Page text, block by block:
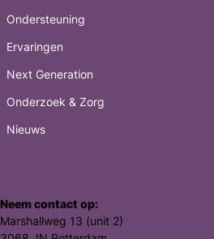
Ondersteuning
Ervaringen
Next Generation
Onderzoek & Zorg
Nieuws
Neem contact op:
Marshallweg 13 (unit 2)